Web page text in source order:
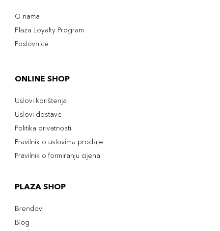
O nama
Plaza Loyalty Program
Poslovnice
ONLINE SHOP
Uslovi korištenja
Uslovi dostave
Politika privatnosti
Pravilnik o uslovima prodaje
Pravilnik o formiranju cijena
PLAZA SHOP
Brendovi
Blog